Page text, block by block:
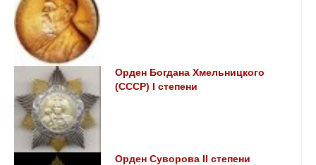
Орден Богдана Хмельницкого
(СССР) I степени
Орден Суворова II степени